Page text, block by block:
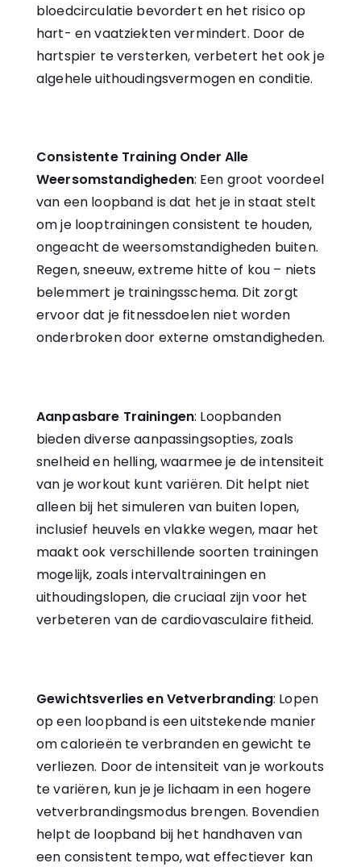
bloedcirculatie bevordert en het risico op
hart- en vaatziekten vermindert. Door de
hartspier te versterken, verbetert het ook je
algehele uithoudingsvermogen en conditie.
Consistente Training Onder Alle
Weersomstandigheden: Een groot voordeel
van een loopband is dat het je in staat stelt
om je looptrainingen consistent te houden,
ongeacht de weersomstandigheden buiten.
Regen, sneeuw, extreme hitte of kou – niets
belemmert je trainingsschema. Dit zorgt
ervoor dat je fitnessdoelen niet worden
onderbroken door externe omstandigheden.
Aanpasbare Trainingen: Loopbanden
bieden diverse aanpassingsopties, zoals
snelheid en helling, waarmee je de intensiteit
van je workout kunt variëren. Dit helpt niet
alleen bij het simuleren van buiten lopen,
inclusief heuvels en vlakke wegen, maar het
maakt ook verschillende soorten trainingen
mogelijk, zoals intervaltrainingen en
uithoudingslopen, die cruciaal zijn voor het
verbeteren van de cardiovasculaire fitheid.
Gewichtsverlies en Vetverbranding: Lopen
op een loopband is een uitstekende manier
om calorieën te verbranden en gewicht te
verliezen. Door de intensiteit van je workouts
te variëren, kun je je lichaam in een hogere
vetverbrandingsmodus brengen. Bovendien
helpt de loopband bij het handhaven van
een consistent tempo, wat effectiever kan